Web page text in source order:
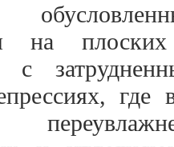
на плоских
с
где